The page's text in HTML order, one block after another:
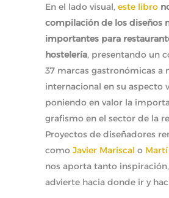
En el lado visual, este libro
compilación de los diseños
importantes para
hostelería, presentando un
37 marcas gastronómicas a
internacional en su aspecto
poniendo en valor la
grafismo en el sector de la
Proyectos de diseñadores
como Javier Mariscal o Martí
nos aporta tanto
advierte hacia donde ir y